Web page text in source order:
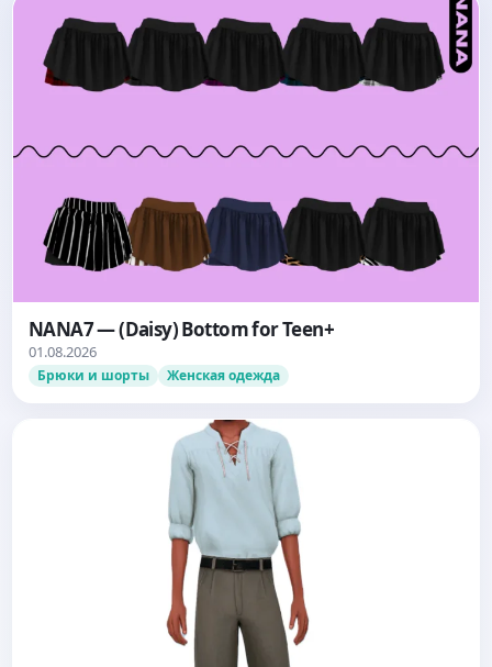
NANA7 — (Daisy) Bottom for Teen+
01.08.2026
Брюки и шорты Женская одежда